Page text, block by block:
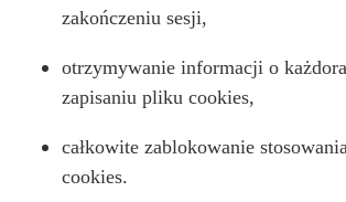
zakończeniu sesji,
otrzymywanie informacji o
zapisaniu pliku cookies,
całkowite zablokowanie
cookies.